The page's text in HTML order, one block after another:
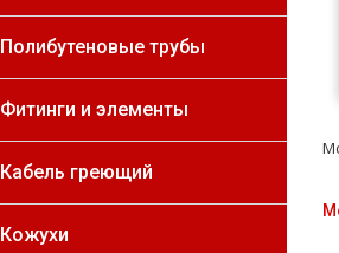
Полибутеновые трубы
Фитинги и элементы
Кабель греющий
Кожухи